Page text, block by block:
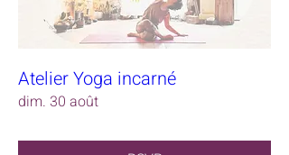
Atelier Yoga incarné
dim. 30 août